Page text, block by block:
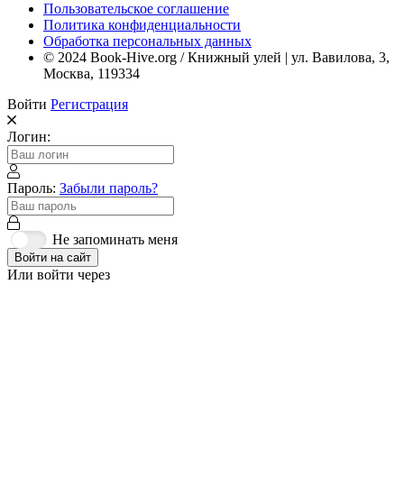
Пользовательское соглашение
Политика конфиденциальности
Обработка персональных данных
© 2024 Book-Hive.org / Книжный улей | ул. Вавилова, 3,
Москва, 119334
Войти Регистрация
Логин:
Пароль: Забыли пароль?
Не запоминать меня
Войти на сайт
Или войти через